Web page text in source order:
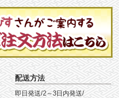
配送方法
即日発送/2～3日内発送/